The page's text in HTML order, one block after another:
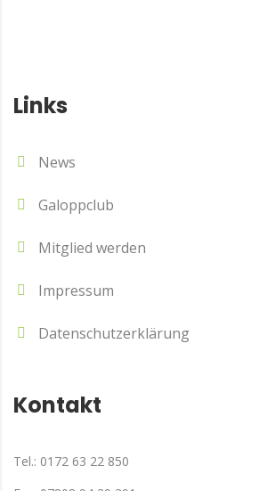
Links
News
Galoppclub
Mitglied werden
Impressum
Datenschutzerklärung
Kontakt
Tel.: 0172 63 22 850